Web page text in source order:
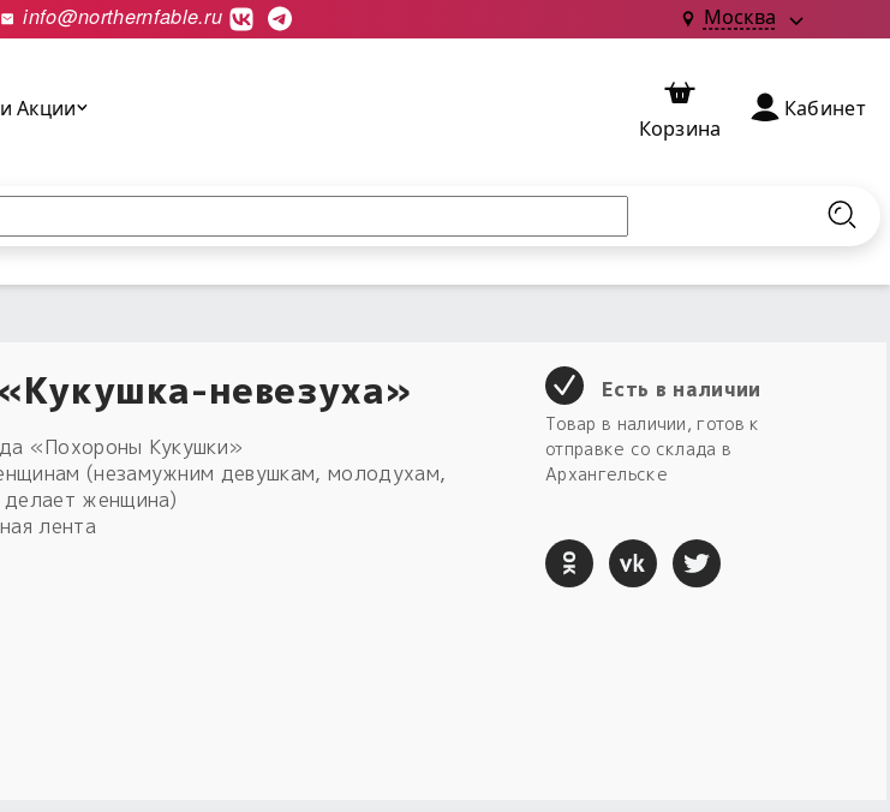
info@northernfable.ru Москва
Акции
Корзина
Кабинет
невезуха»
«Похороны Кукушки»
(незамужним девушкам, молодухам,
женщина)
лента
Есть в наличии
Товар в наличии, готов к
отправке со склада в
Архангельске